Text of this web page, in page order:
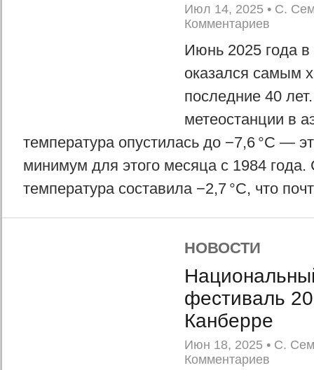
Июл 14, 2025 • С.
Комментариев
Июнь 2025 года
оказался самым
последние 40
метеостанции в
температура опустилась до −7,6 °C —
минимум для этого месяца с 1984 года.
температура составила −2,7 °C, что
НОВОСТИ
фестиваль
Канберре
Июн 18, 2025 • С.
Комментариев